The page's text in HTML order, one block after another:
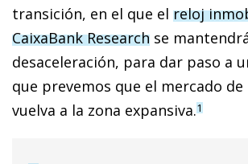
transición, en el que el reloj
CaixaBank Research se
desaceleración, para dar paso a
que prevemos que el mercado de
vuelva a la zona expansiva.1